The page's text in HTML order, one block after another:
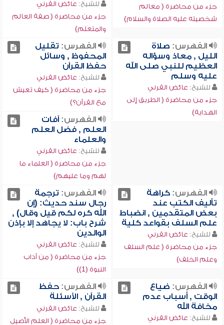
جزء من محاضرة ( معالم
شخصيته عليه الصلاة والسلام)
للشيخ: عائض القرني
جزء من محاضرة ( صفة العالم
والمتعلم)
الفهرس: صلاة
الليل , معاذ وسؤاله
العظيم للنبي صلى الله
عليه وسلم
للشيخ: عائض القرني
جزء من محاضرة ( الطريق إلى
الهداية)
الفهرس: تقليل
المحفوظ , وسائل
حفظ القرآن
للشيخ: عائض القرني
جزء من محاضرة ( كيف تعيش
مع القرآن؟)
الفهرس:آفات
العلم , فضل العلم
والعلماء
للشيخ: عائض القرني
جزء من محاضرة ( العلماء ما
لهم وما عليهم)
الفهرس:كراهة
تأليف الكتب عند
بعض المتقدمين , انضباط
علم السلف بقواعد كلية
للشيخ: عائض القرني
جزء من محاضرة ( علم السلف
وعلم الخلف)
الفهرس: ترجمة
رجال سند حديث: (إن
الله كره لكم قيل وقال) ,
شرح باب: لا يجاهد إلا بإذن
الوالدين
للشيخ: عائض القرني
جزء من محاضرة ( من آداب
النبوة (1))
الفهرس: ضياع
الوقت , أسباب عدم
مخافة الله
للشيخ: عائض القرني
الفهرس:حفظ
القرآن , الأسئلة
للشيخ: عائض القرني
جزء من محاضرة ( العلم الأصيل